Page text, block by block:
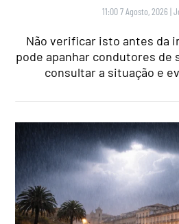
11:00 7 Agosto, 2026 |
Não verificar isto antes da
pode apanhar condutores de
consultar a situação e